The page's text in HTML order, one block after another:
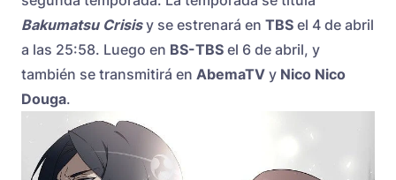
Bakumatsu Crisisy se estrenará en TBS el 4 de abril
a las 25:58. Luego en BS-TBS el 6 de abril, y
también se transmitirá en AbemaTV y Nico Nico
Douga.